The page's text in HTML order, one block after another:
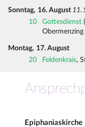
Sonntag, 16. August 11.
10
Gottesdienst
Obermenzing
Montag, 17. August
20
Feldenkrais,
Epiphaniaskirche